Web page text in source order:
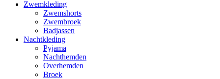
Zwemkleding
Zwemshorts
Zwembroek
Badjassen
Nachtkleding
Pyjama
Nachthemden
Overhemden
Broek